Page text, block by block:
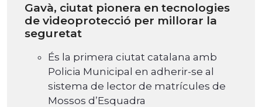
Gavà, ciutat pionera en tecnologies
de videoprotecció per millorar la
seguretat
És la primera ciutat catalana amb
Policia Municipal en adherir-se al
sistema de lector de matrícules de
Mossos d’Esquadra